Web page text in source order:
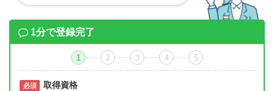
1分で登録完了
1 2 3 4 5
必須 取得資格